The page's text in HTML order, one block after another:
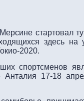
стартовал
здесь на
2020.
спортсменов
17-18